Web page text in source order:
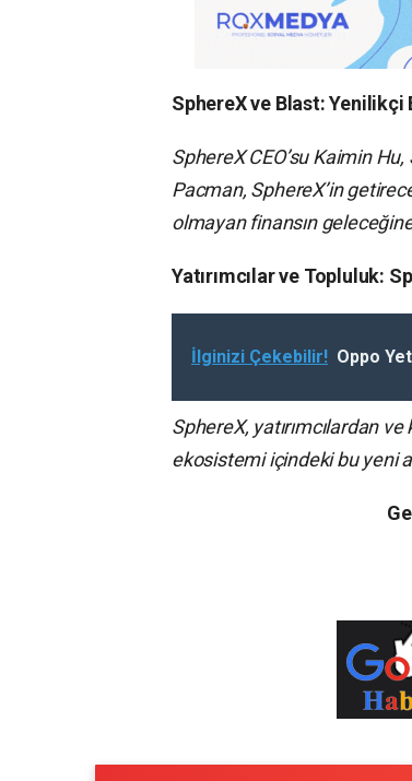
SphereX ve Blast: Yenilikçi
SphereX CEO’su Kaimin
Pacman, SphereX’in
olmayan finansın
Yatırımcılar ve Topluluk:
İlginizi Çekebilir! Oppo
SphereX, yatırımcılardan
ekosistemi içindeki bu yeni